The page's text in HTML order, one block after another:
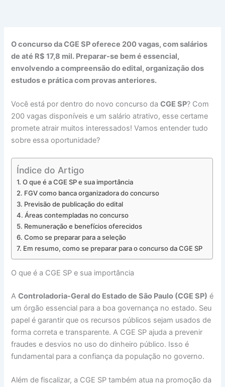
O concurso da CGE SP oferece 200 vagas, com salários
de até R$ 17,8 mil. Preparar-se bem é essencial,
envolvendo a compreensão do edital, organização dos
estudos e prática com provas anteriores.
Você está por dentro do novo concurso daCGE SP? Com
200 vagas disponíveis e um salário atrativo, esse certame
promete atrair muitos interessados! Vamos entender tudo
sobre essa oportunidade?
Índice do Artigo
O que é a CGE SP e sua importância
FGV como banca organizadora do concurso
Previsão de publicação do edital
Áreas contempladas no concurso
Remuneração e benefícios oferecidos
Como se preparar para a seleção
Em resumo, como se preparar para o concurso da CGE SP
O que é a CGE SP e sua importância
AControladoria-Geral do Estado de São Paulo (CGE SP) é
um órgão essencial para a boa governança no estado. Seu
papel é garantir que os recursos públicos sejam usados de
forma correta e transparente. A CGE SP ajuda a prevenir
fraudes e desvios no uso do dinheiro público. Isso é
fundamental para a confiança da população no governo.
Além de fiscalizar, a CGE SP também atua na promoção da